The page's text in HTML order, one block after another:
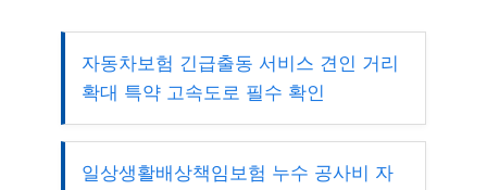
자동차보험 긴급출동 서비스 견인 거리
확대 특약 고속도로 필수 확인
일상생활배상책임보험 누수 공사비 자